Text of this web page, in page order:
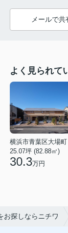
メールで共
よく見られて
横浜市青葉区大場町
25.07坪 (82.88㎡)
30.3万円
お探しならニチワ